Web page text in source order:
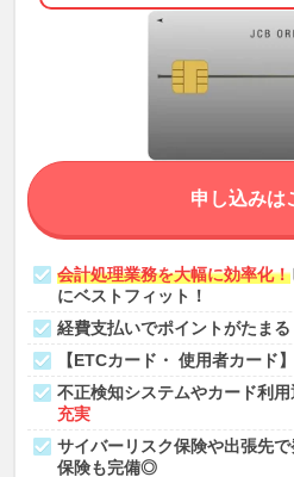
会計処理業務を大幅に効率化！
にベストフィット！
経費支払いでポイントがたま
【ETCカード・ 使用者カード
不正検知システムやカード利
充実
サイバーリスク保険や出張先
保険も完備◎
申し込みは